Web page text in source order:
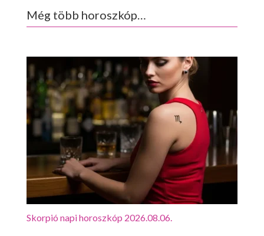
Még több horoszkóp…
Skorpió napi horoszkóp 2026.08.06.